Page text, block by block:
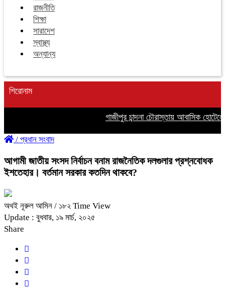
রাজনীতি
শিক্ষা
সারাদেশ
স্বাস্থ্য
অন্যান্য
শিরোনাম
গাজীপুর চান্দনা চৌরাস্তায় আবাসিক
/ প্রধান সংবাদ
আগামী জাতীয় সংসদ নির্বাচন বনাম রাজনৈতিক দলগুলার প্রশ্নবোধক
ইশতেহার। বর্তমান সরকার কতদিন থাকবে?
অথই নূরুল আমিন / ১৮২ Time View
Update : বুধবার, ১৯ মার্চ, ২০২৫
Share